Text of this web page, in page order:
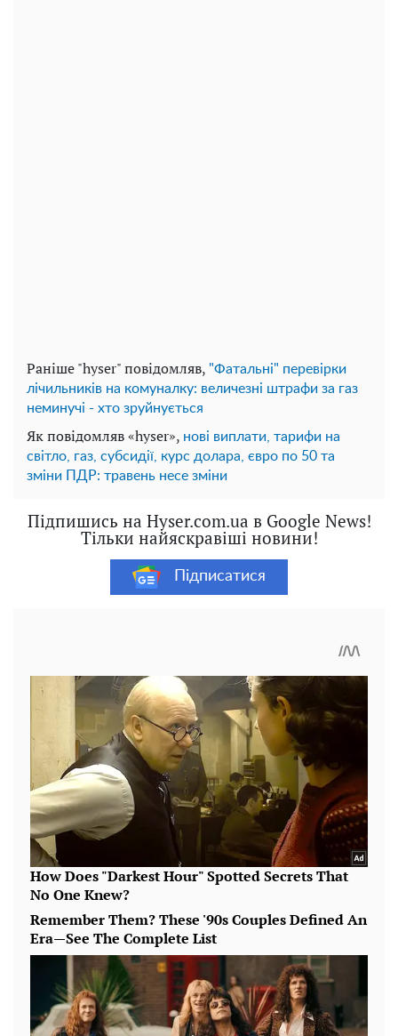
Раніше "hyser" повідомляв, "Фатальні" перевірки
лічильників на комуналку: величезні штрафи за газ
неминучі - хто зруйнується
Як повідомляв «hyser», нові виплати, тарифи на
світло, газ, субсидії, курс долара, євро по 50 та
зміни ПДР: травень несе зміни
Підпишись на Hyser.com.ua в Google News!
Тільки найяскравіші новини!
Підписатися